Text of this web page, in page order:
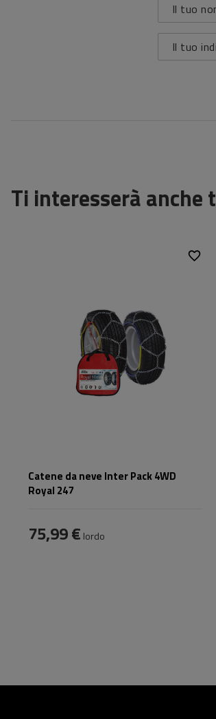
Il tuo
Il tuo
Ti interesserà anche
Catene da neve Inter Pack 4WD
Royal 247
75,99 € lordo
ÖNORM V5117